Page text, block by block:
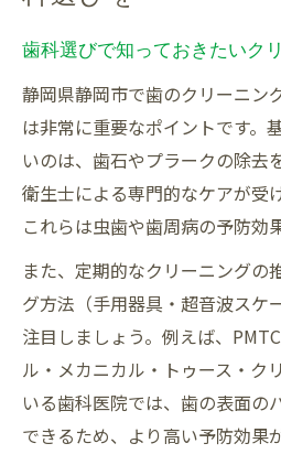
歯科選びで知っておきたいク
静岡県静岡市で歯のクリーニン
は非常に重要なポイントです。
いのは、歯石やプラークの除去
衛生士による専門的なケアが受
これらは虫歯や歯周病の予防効
また、定期的なクリーニングの
グ方法（手用器具・超音波スケ
注目しましょう。例えば、
ル・メカニカル・トゥース・ク
いる歯科医院では、歯の表面の
できるため、より高い予防効果